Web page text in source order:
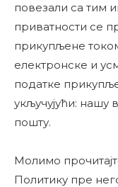
повезали са тим
приватности се
прикупљене
електронске и
податке
укључујући: нашу
пошту.
Молимо
Политику пре